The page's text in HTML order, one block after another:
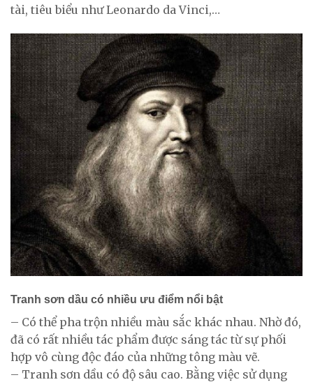
tài, tiêu biểu như Leonardo da Vinci,…
Tranh sơn dầu có nhiều ưu điểm nổi bật
– Có thể pha trộn nhiều màu sắc khác nhau. Nhờ đó,
đã có rất nhiều tác phẩm được sáng tác từ sự phối
hợp vô cùng độc đáo của những tông màu vẽ.
– Tranh sơn dầu có độ sâu cao. Bằng việc sử dụng